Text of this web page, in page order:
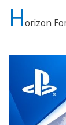
Horizon